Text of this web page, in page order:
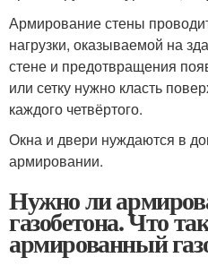
Армирование стены
нагрузки, оказываемой на
стене и предотвращения
или сетку нужно класть
каждого четвёртого.
Окна и двери нуждаются в
армировании.
Нужно ли
газобетона. Что
армированный